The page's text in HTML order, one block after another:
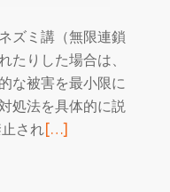
ズミ講（無限連鎖
たりした場合は、
な被害を最小限に
処法を具体的に説
され続[…]